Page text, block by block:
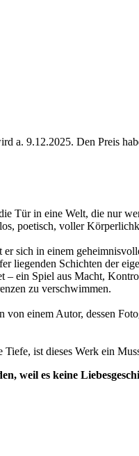
a. 9.12.2025. Den Preis
Tür in eine Welt, die nur
poetisch, voller
sich in einem
liegenden Schichten der
ein Spiel aus Macht,
zu verschwimmen.
einem Autor, dessen
ist dieses Werk ein
es keine